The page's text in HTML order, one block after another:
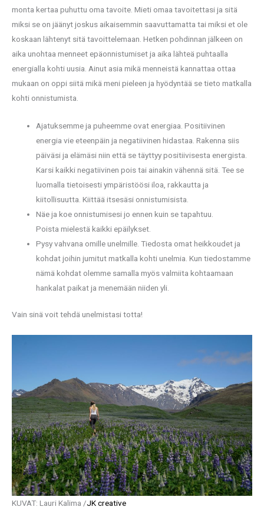
monta kertaa puhuttu oma tavoite. Mieti omaa tavoitettasi ja sitä
miksi se on jäänyt joskus aikaisemmin saavuttamatta tai miksi et ole
koskaan lähtenyt sitä tavoittelemaan. Hetken pohdinnan jälkeen on
aika unohtaa menneet epäonnistumiset ja aika lähteä puhtaalla
energialla kohti uusia. Ainut asia mikä menneistä kannattaa ottaa
mukaan on oppi siitä mikä meni pieleen ja hyödyntää se tieto matkalla
kohti onnistumista.
Ajatuksemme ja puheemme ovat energiaa. Positiivinen
energia vie eteenpäin ja negatiivinen hidastaa. Rakenna siis
päiväsi ja elämäsi niin että se täyttyy positiivisesta energista.
Karsi kaikki negatiivinen pois tai ainakin vähennä sitä. Tee se
luomalla tietoisesti ympäristöösi iloa, rakkautta ja
kiitollisuutta. Kiittää itsesäsi onnistumisista.
Näe ja koe onnistumisesi jo ennen kuin se tapahtuu.
Poista mielestä kaikki epäilykset.
Pysy vahvana omille unelmille. Tiedosta omat heikkoudet ja
kohdat joihin jumitut matkalla kohti unelmia. Kun tiedostamme
nämä kohdat olemme samalla myös valmiita kohtaamaan
hankalat paikat ja menemään niiden yli.
Vain sinä voit tehdä unelmistasi totta!
KUVAT: Lauri Kalima /JK creative